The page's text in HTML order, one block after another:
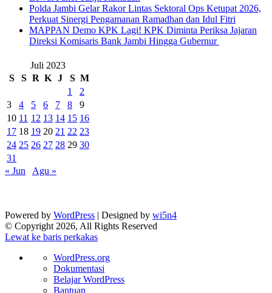
Polda Jambi Gelar Rakor Lintas Sektoral Ops Ketupat 2026,
Perkuat Sinergi Pengamanan Ramadhan dan Idul Fitri
‎MAPPAN Demo KPK Lagi! KPK Diminta Periksa Jajaran
Direksi Komisaris Bank Jambi Hingga Gubernur ‎
Juli 2023
S
S R K J S M
1
2
3
4 5 6 7 8
9
10 11 12 13 14 15 16
17 18 19 20 21 22 23
24 25 26 27 28 29 30
31
« Jun
Agu »
Powered by WordPress | Designed by wi5n4
© Copyright 2026, All Rights Reserved
Lewat ke baris perkakas
Tentang
WordPress
WordPress.org
Dokumentasi
Belajar WordPress
Bantuan